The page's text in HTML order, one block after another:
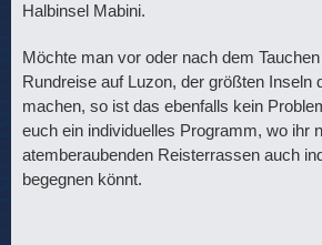
Halbinsel Mabini.
Möchte man vor oder nach dem
Rundreise auf Luzon, der größten Inseln
machen, so ist das ebenfalls kein
euch ein individuelles Programm, wo ihr
atemberaubenden Reisterrassen auch
begegnen könnt.